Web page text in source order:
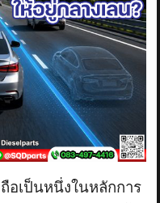
ถือเป็นหนึ่งในหลักการ